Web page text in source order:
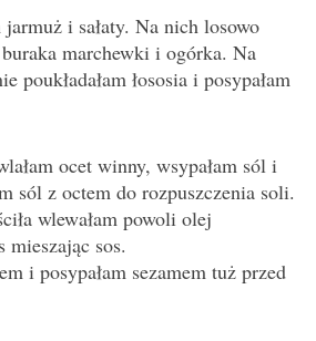
jarmuż i sałaty. Na nich losowo
buraka marchewki i ogórka. Na
poukładałam łososia i posypałam
ocet winny, wsypałam sól i
sól z octem do rozpuszczenia soli.
wlewałam powoli olej
mieszając sos.
i posypałam sezamem tuż przed